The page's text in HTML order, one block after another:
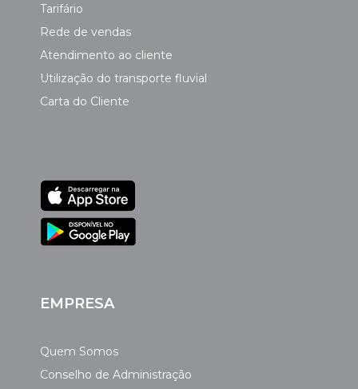
Tarifário
Rede de vendas
Atendimento ao cliente
Utilização do transporte fluvial
Carta do Cliente
EMPRESA
Quem Somos
Conselho de Administração